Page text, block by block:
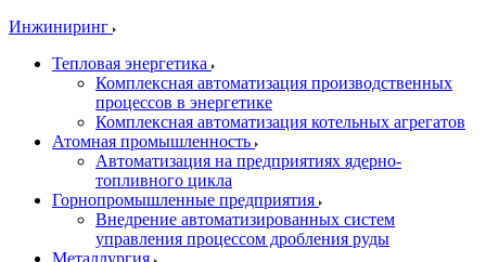
Инжиниринг
Тепловая энергетика
Комплексная автоматизация производственных
процессов в энергетике
Комплексная автоматизация котельных агрегатов
Атомная промышленность
Автоматизация на предприятиях ядерно-
топливного цикла
Горнопромышленные предприятия
Внедрение автоматизированных систем
управления процессом дробления руды
Металлургия